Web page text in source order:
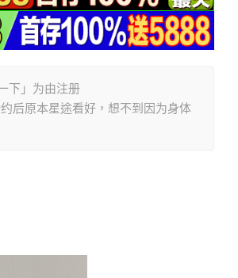
下」为由注册
后原本星途看好，想不到因为身体